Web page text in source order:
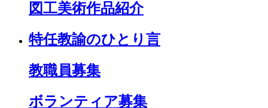
図工美術作品紹介
特任教諭のひとり言
教職員募集
ボランティア募集